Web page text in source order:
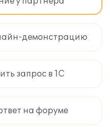
демонстрацию
запрос в 1С
на форуме